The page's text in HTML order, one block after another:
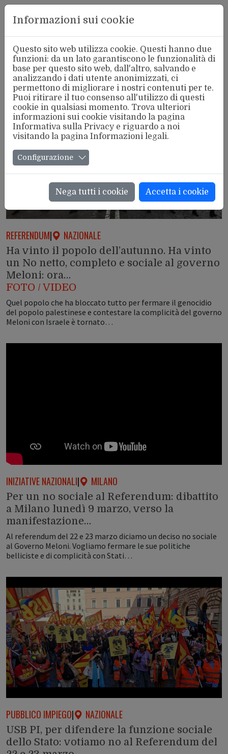
Aderente
Tutte le notizie con Tag:Referendum
REFERENDUM| NAZIONALE
Ha vinto il popolo dell’autunno. Ha vinto
un No netto, completo e sociale al governo
Meloni: ora…
FOTO / VIDEO
Quel popolo che ha bloccato tutto per fermare il genocidio
del popolo palestinese e contestare la complicità del governo
Meloni con Israele è tornato…
INIZIATIVE NAZIONALI| MILANO
Per un no sociale al Referendum: dibattito
a Milano lunedì 9 marzo, verso la
manifestazione…
Al referendum del 22 e 23 marzo diciamo un deciso no sociale
al Governo Meloni. Vogliamo fermare le sue politiche
belliciste e di complicità con Stati…
PUBBLICO IMPIEGO| NAZIONALE
USB PI, per difendere la funzione sociale
dello Stato: votiamo no al Referendum del
Informazioni sui cookie
Questo sito web utilizza cookie. Questi hanno due
funzioni: da un lato garantiscono le funzionalità di
base per questo sito web, dall'altro, salvando e
analizzando i dati utente anonimizzati, ci
permettono di migliorare i nostri contenuti per te.
Puoi ritirare il tuo consenso all'utilizzo di questi
cookie in qualsiasi momento. Trova ulteriori
informazioni sui cookie visitando la pagina
Informativa sulla Privacye riguardo a noi
visitando la pagina Informazioni legali.
Configurazione
Nega tutti i cookie Accetta i cookie